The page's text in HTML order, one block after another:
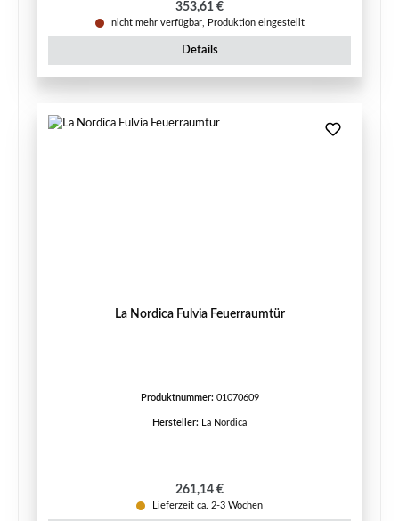
Regulärer Preis:
353,61 €
nicht mehr verfügbar, Produktion eingestellt
Details
La Nordica Fulvia Feuerraumtür
Produktnummer: 01070609
Hersteller: La Nordica
Regulärer Preis:
261,14 €
Lieferzeit ca. 2-3 Wochen